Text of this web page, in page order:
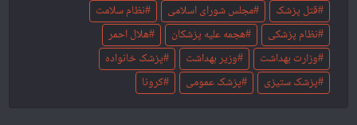
قتل پزشک
مجلس شورای اسلامی
نظام سلامت
نظام پزشکی
هجمه علیه پزشکان
هلال احمر
وزارت بهداشت
وزیر بهداشت
پزشک خانواده
پزشک ستیزی
پزشک عمومی کرونا